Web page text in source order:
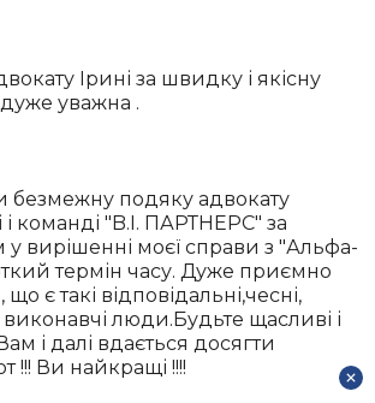
Ірині за швидку і якісну
уважна .
безмежну подяку адвокату
і команді "B.I. ПАРТНЕРС" за
у вирішенні моєї справи з "Альфа-
термін часу. Дуже приємно
є такі відповідальні,чесні,
люди.Будьте щасливі і
і далі вдається досягти
!!! Ви найкращі !!!!